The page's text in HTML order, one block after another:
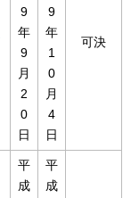
9
年
9
月
2
0
日
9
年
1
0
月
4
日
可決
平
成
平
成